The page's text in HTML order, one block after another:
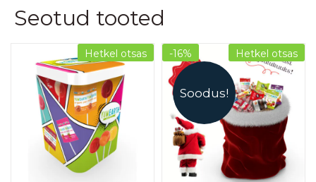
Seotud tooted
Hetkel otsas
Soodus!
Hetkel otsas
-16%